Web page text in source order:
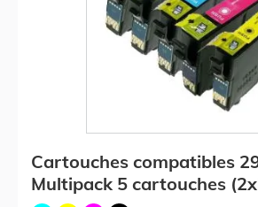
Cartouches compatibles
Multipack 5 cartouches